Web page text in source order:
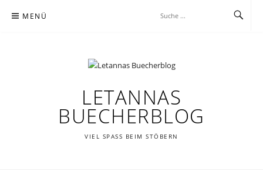
Inhalt MENÜ
LETANNAS
BUECHERBLOG
VIEL SPASS BEIM STÖBERN